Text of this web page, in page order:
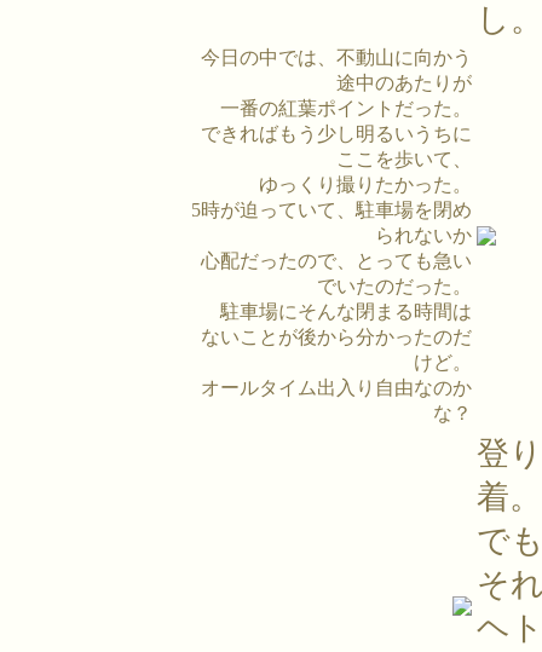
し。
今日の中では、不動山に向かう
途中のあたりが
一番の紅葉ポイントだった。
できればもう少し明るいうちに
ここを歩いて、
ゆっくり撮りたかった。
5時が迫っていて、駐車場を閉め
られないか
心配だったので、とっても急い
でいたのだった。
駐車場にそんな閉まる時間は
ないことが後から分かったのだ
けど。
オールタイム出入り自由なのか
な？
登
着。
で
そ
ヘ